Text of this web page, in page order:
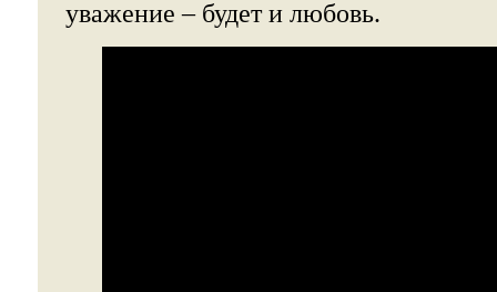
уважение – будет и любовь.